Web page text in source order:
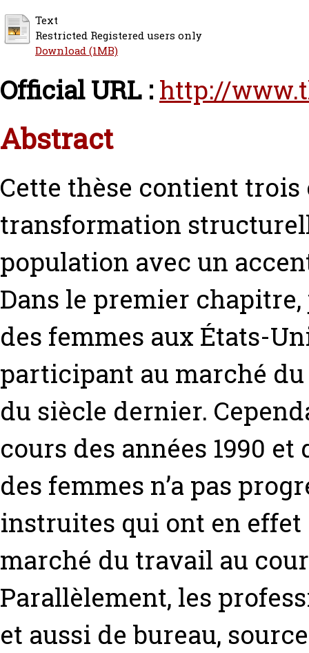
Text
Restricted Registered users only
Download (1MB)
Official URL : http://
Abstract
Cette thèse contient trois
transformation
population avec un
Dans le premier chapitre,
des femmes aux États-
participant au marché
du siècle dernier.
cours des années 1990
des femmes n’a pas
instruites qui ont en
marché du travail au
Parallèlement, les
et aussi de bureau,